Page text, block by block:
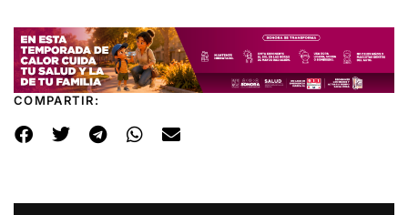
COMPARTIR: